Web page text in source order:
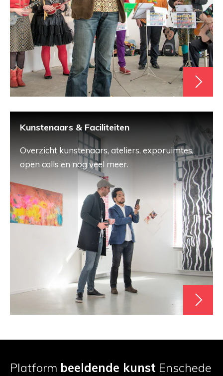
Kunstenaars & Faciliteiten
Overzicht kunstenaars, ateliers, exporuimtes,
open calls en nog veel meer.
Platform beeldende kunst Enschede